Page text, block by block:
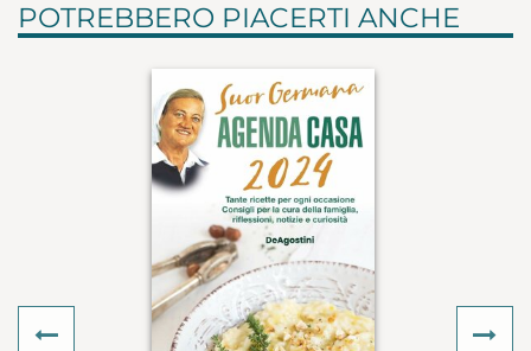
POTREBBERO PIACERTI ANCHE
Previous